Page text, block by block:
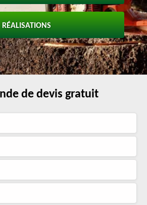
RÉALISATIONS
de devis gratuit